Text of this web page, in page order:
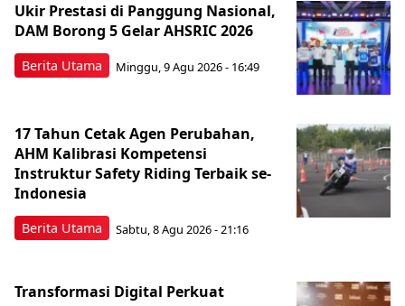
Berita Utama
Ukir Prestasi di Panggung Nasional,
DAM Borong 5 Gelar AHSRIC 2026
Minggu, 9 Agu 2026 - 16:49
Berita Utama
17 Tahun Cetak Agen Perubahan,
AHM Kalibrasi Kompetensi
Instruktur Safety Riding Terbaik se-
Indonesia
Sabtu, 8 Agu 2026 - 21:16
Transformasi Digital Perkuat